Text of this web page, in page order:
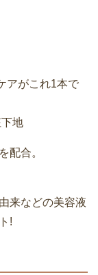
アがこれ1本で
地
配合。
来などの美容液
!